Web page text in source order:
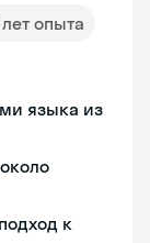
опыта
языка из
к